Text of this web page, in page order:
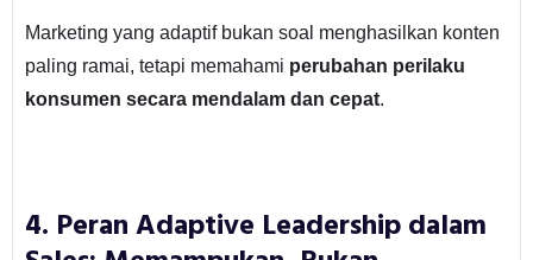
Marketing yang adaptif bukan soal menghasilkan konten
paling ramai, tetapi memahami perubahan perilaku
konsumen secara mendalam dan cepat.
4. Peran Adaptive Leadership dalam